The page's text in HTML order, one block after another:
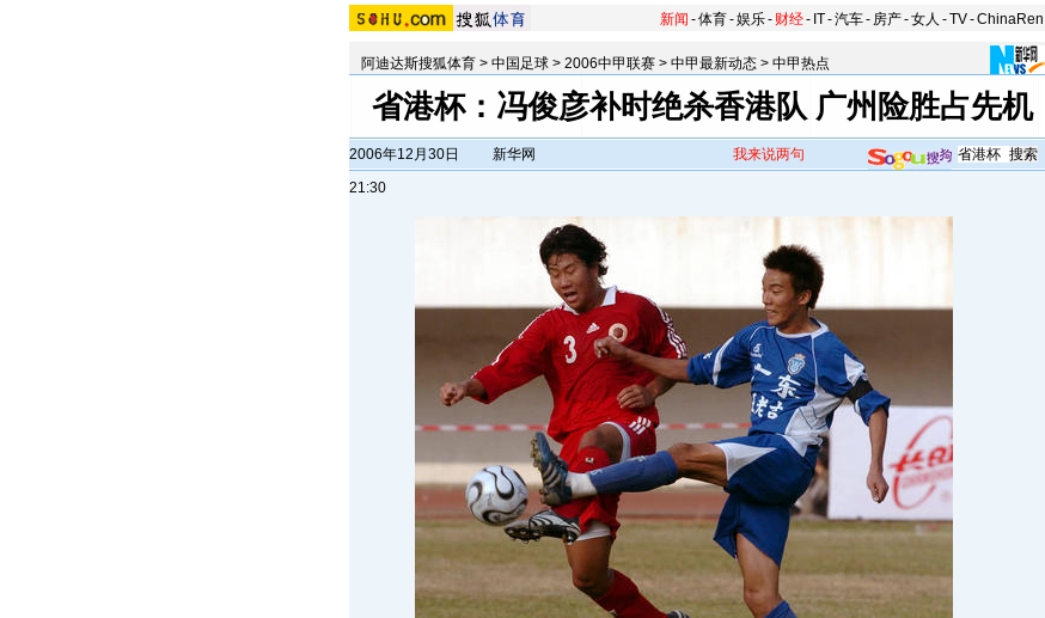
新闻 -体育-娱乐- 财经- IT-汽车- 房产-女人 -TV-ChinaRen
阿迪达斯搜狐体育 > 中国足球 > 2006中甲联赛 > 中甲最新动态 > 中甲热点
省港杯：冯俊彦补时绝杀香港队 广州险胜占先机
2006年12月30日
21:30
新华网 我来说两句